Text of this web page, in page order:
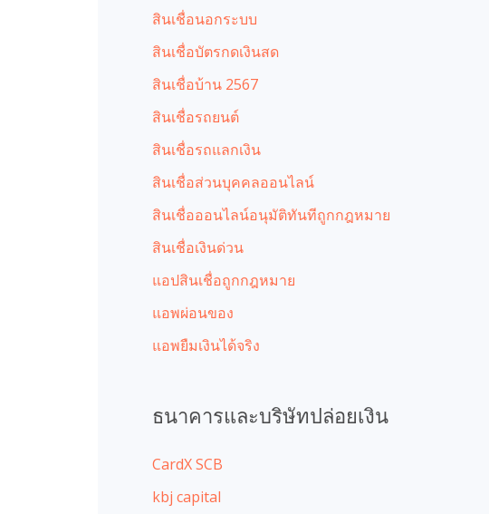
สินเชื่อนอกระบบ
สินเชื่อบัตรกดเงินสด
สินเชื่อบ้าน 2567
สินเชื่อรถยนต์
สินเชื่อรถแลกเงิน
สินเชื่อส่วนบุคคลออนไลน์
สินเชื่อออนไลน์อนุมัติทันทีถูกกฎหมาย
สินเชื่อเงินด่วน
แอปสินเชื่อถูกกฎหมาย
แอพผ่อนของ
แอพยืมเงินได้จริง
ธนาคารและบริษัทปล่อยเงิน
CardX SCB
kbj capital